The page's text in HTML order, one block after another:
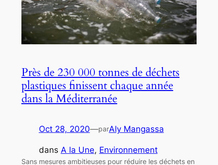
Près de 230 000 tonnes de déchets
plastiques finissent chaque année
dans la Méditerranée
Oct 28, 2020—parAly Mangassa
dans A la Une, Environnement
Sans mesures ambitieuses pour réduire les déchets en